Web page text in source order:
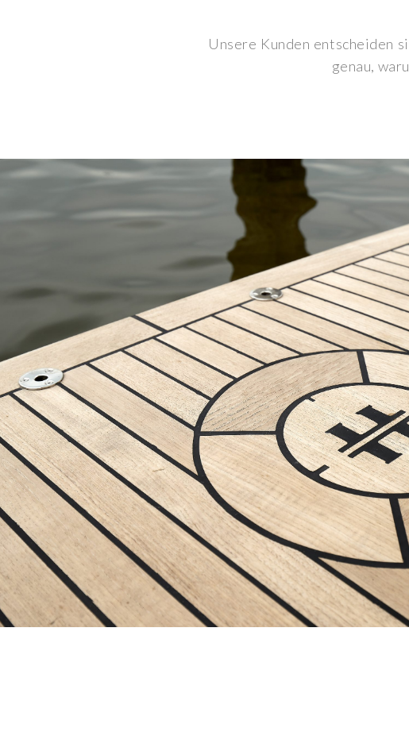
Unsere Kunden entscheiden
genau,